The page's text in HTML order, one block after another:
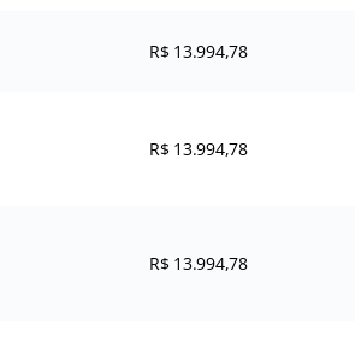
R$ 13.994,78
R$ 13.994,78
R$ 13.994,78